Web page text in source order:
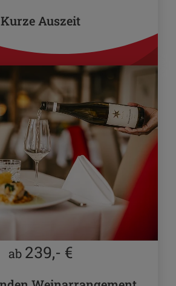
Kurze Auszeit
ab 239,- €